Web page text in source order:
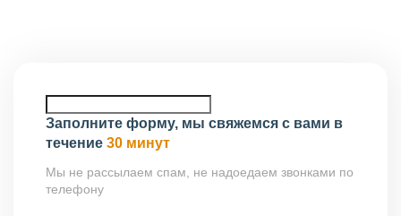
Заполните форму, мы свяжемся с вами в
течение 30 минут
Мы не рассылаем спам, не надоедаем звонками по
телефону